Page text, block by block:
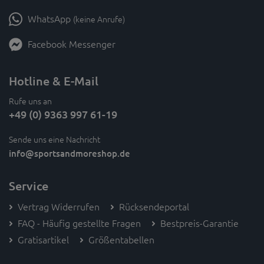
WhatsApp (keine Anrufe)
Facebook Messenger
Hotline & E-Mail
Rufe uns an
+49 (0) 9363 997 61-19
Sende uns eine Nachricht
info@sportsandmoreshop.de
Service
Vertrag Widerrufen
Rücksendeportal
FAQ - Häufig gestellte Fragen
Bestpreis-Garantie
Gratisartikel
Größentabellen